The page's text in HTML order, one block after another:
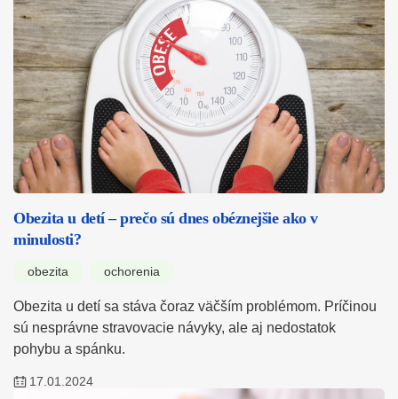
Obezita u detí – prečo sú dnes obéznejšie ako v
minulosti?
obezita ochorenia
Obezita u detí sa stáva čoraz väčším problémom. Príčinou
sú nesprávne stravovacie návyky, ale aj nedostatok
pohybu a spánku.
17.01.2024